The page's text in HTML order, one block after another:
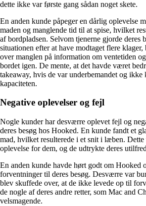
dette ikke var første gang sådan noget skete.
En anden kunde påpeger en dårlig oplevelse
maden og manglende tid til at spise, hvilket
af bordpladsen. Selvom tjenerne gjorde deres
situationen efter at have modtaget flere
over manglen på information om ventetiden
bordet igen. De mente, at det havde været
takeaway, hvis de var underbemandet og ikke
kapaciteten.
Negative oplevelser og fejl
Nogle kunder har desværre oplevet fejl og
deres besøg hos Hooked. En kunde fandt et
mad, hvilket resulterede i et snit i læben.
oplevelse for dem, og de udtrykte deres
En anden kunde havde hørt godt om Hooked
forventninger til deres besøg. Desværre var
blev skuffede over, at de ikke levede op til
de nogle af deres andre retter, som Mac and
velsmagende.